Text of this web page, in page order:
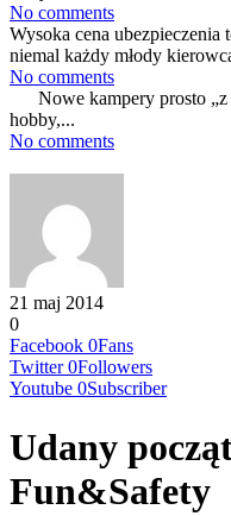
No comments
Wysoka cena
niemal każdy młody
No comments
Nowe kampery prosto „z
hobby,...
No comments
21 maj 2014
0
Facebook 0Fans
Twitter 0Followers
Youtube 0Subscriber
Udany
Fun&Safety